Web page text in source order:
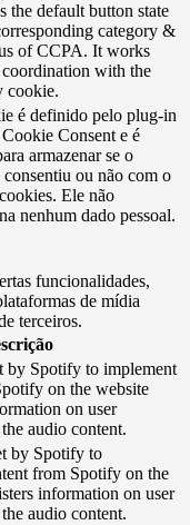
the default button state
category &
of CCPA. It works
with the
cookie.
é definido pelo plug-in
Consent e é
armazenar se o
consentiu ou não com o
Ele não
nenhum dado pessoal.
funcionalidades,
de mídia
terceiros.
by Spotify to implement
on the website
on user
audio content.
by Spotify to
from Spotify on the
information on user
audio content.